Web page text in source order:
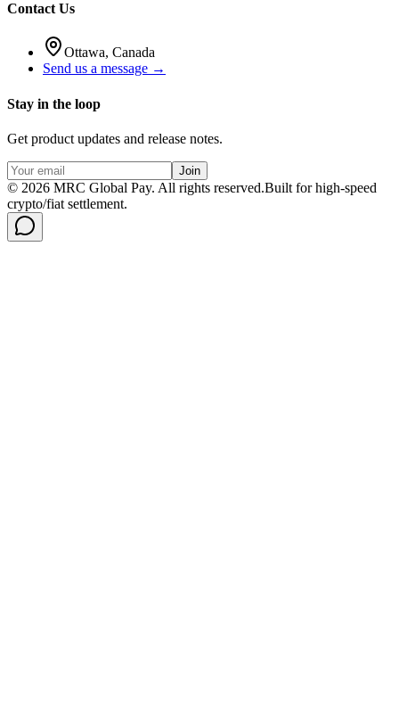
Contact Us
Ottawa, Canada
Send us a message →
Stay in the loop
Get product updates and release notes.
Join
© 2026 MRC Global Pay. All rights reserved.Built for high-speed
crypto/fiat settlement.